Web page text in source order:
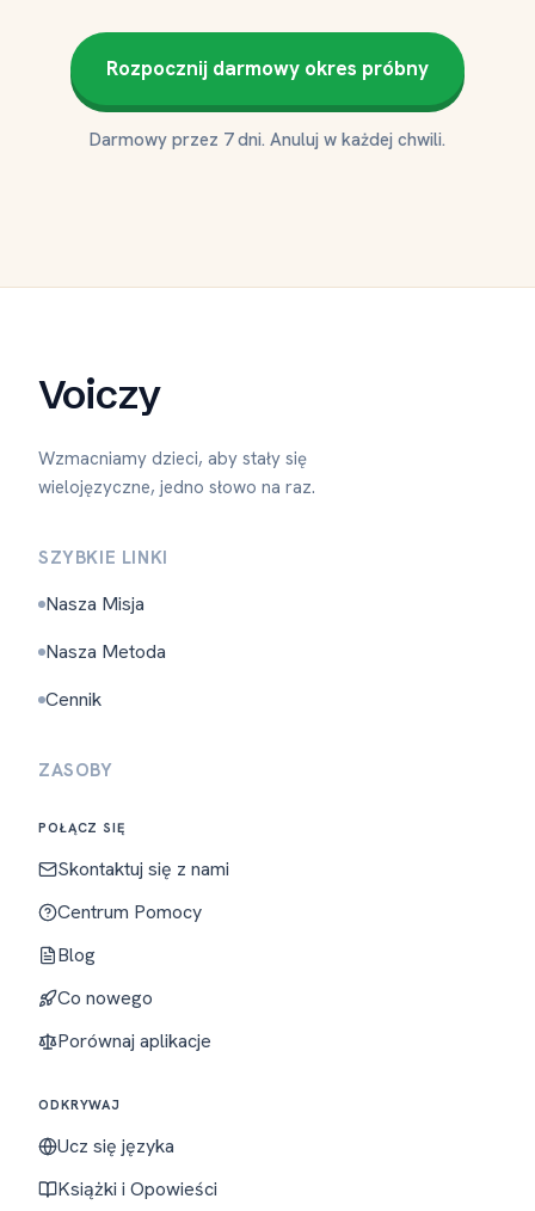
Rozpocznij darmowy okres próbny
Darmowy przez 7 dni. Anuluj w każdej chwili.
Voiczy
Wzmacniamy dzieci, aby stały się
wielojęzyczne, jedno słowo na raz.
SZYBKIE LINKI
Nasza Misja
Nasza Metoda
Cennik
ZASOBY
POŁĄCZ SIĘ
Skontaktuj się z nami
Centrum Pomocy
Blog
Co nowego
Porównaj aplikacje
ODKRYWAJ
Ucz się języka
Książki i Opowieści